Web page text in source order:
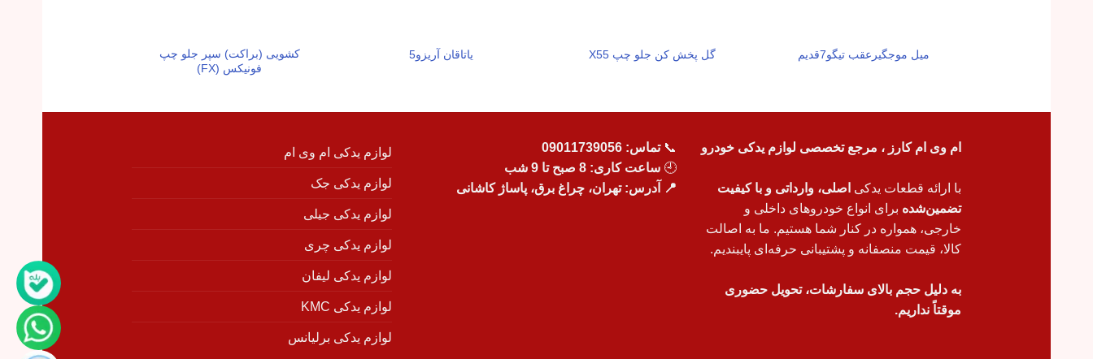
میل موجگیرعقب تیگو7قدیم گل پخش کن جلو چپ X55 یاتاقان آریزو5
کشویی (براکت) سپر جلو چپ
فونیکس (FX)
ام وی ام کارز ، مرجع تخصصی لوازم یدکی خودرو
با ارائه قطعات یدکی اصلی، وارداتی و با کیفیت
تضمین‌شده برای انواع خودروهای داخلی و
خارجی، همواره در کنار شما هستیم. ما به اصالت
کالا، قیمت منصفانه و پشتیبانی حرفه‌ای پایبندیم.
به دلیل حجم بالای سفارشات، تحویل حضوری
موقتاً نداریم.
📞تماس: 09011739056
🕘 ساعت کاری: 8 صبح تا 9 شب
📍 آدرس: تهران، چراغ برق، پاساژ کاشانی
لوازم یدکی ام وی ام
لوازم یدکی جک
لوازم یدکی جیلی
لوازم یدکی چری
لوازم یدکی لیفان
لوازم یدکی KMC
لوازم یدکی برلیانس